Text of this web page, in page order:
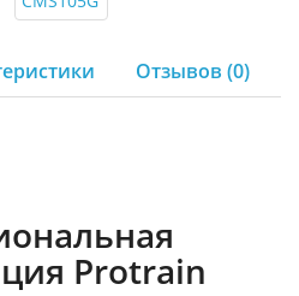
Отзывов (0)
Protrain